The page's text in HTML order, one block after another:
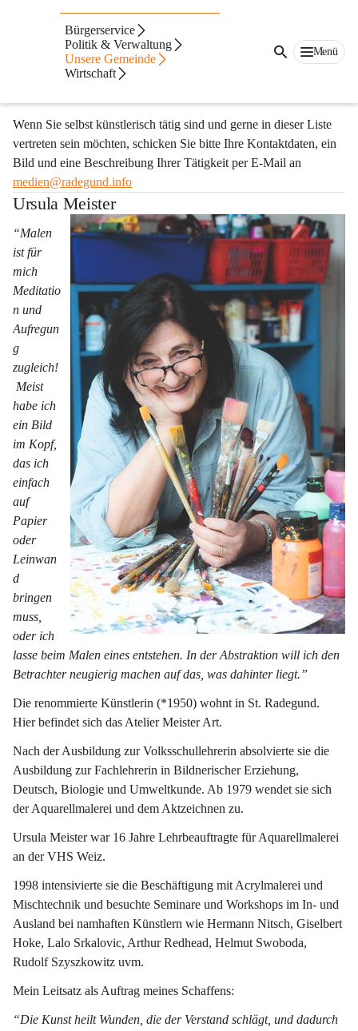
Bürgerservice
Politik & Verwaltung
Unsere Gemeinde
Wirtschaft
Menü
Kunst & Kultur
Hier finden Sie Informationen über Künstlerinnen, Künstler und
Kulturschaffende, die in unserer Gemeinde wohnen und tätig
Wenn Sie selbst künstlerisch tätig sind und gerne in dieser Liste
vertreten sein möchten, schicken Sie bitte Ihre Kontaktdaten, ein
Bild und eine Beschreibung Ihrer Tätigkeit per E-Mail an
medien@radegund.info
Ursula Meister
“Malen
ist für
mich
Meditatio
n und
Aufregun
g
zugleich!
Meist
habe ich
ein Bild
im Kopf,
das ich
einfach
auf
Papier
oder
Leinwan
d
bringen
muss,
oder ich
lasse beim Malen eines entstehen. In der Abstraktion will ich den
Betrachter neugierig machen auf das, was dahinter liegt.”
Die renommierte Künstlerin (*1950) wohnt in St. Radegund.
Hier befindet sich das Atelier Meister Art.
Nach der Ausbildung zur Volksschullehrerin absolvierte sie die
Ausbildung zur Fachlehrerin in Bildnerischer Erziehung,
Deutsch, Biologie und Umweltkunde. Ab 1979 wendet sie sich
der Aquarellmalerei und dem Aktzeichnen zu.
Ursula Meister war 16 Jahre Lehrbeauftragte für Aquarellmalerei
an der VHS Weiz.
1998 intensivierte sie die Beschäftigung mit Acrylmalerei und
Mischtechnik und besuchte Seminare und Workshops im In- und
Ausland bei namhaften Künstlern wie Hermann Nitsch, Giselbert
Hoke, Lalo Srkalovic, Arthur Redhead, Helmut Swoboda,
Rudolf Szyszkowitz uvm.
Mein Leitsatz als Auftrag meines Schaffens:
“Die Kunst heilt Wunden, die der Verstand schlägt, und dadurch